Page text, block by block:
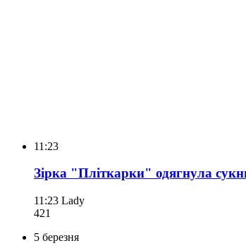
11:23
Зірка "Пліткарки" одягнула
11:23 Lady
421
5 березня